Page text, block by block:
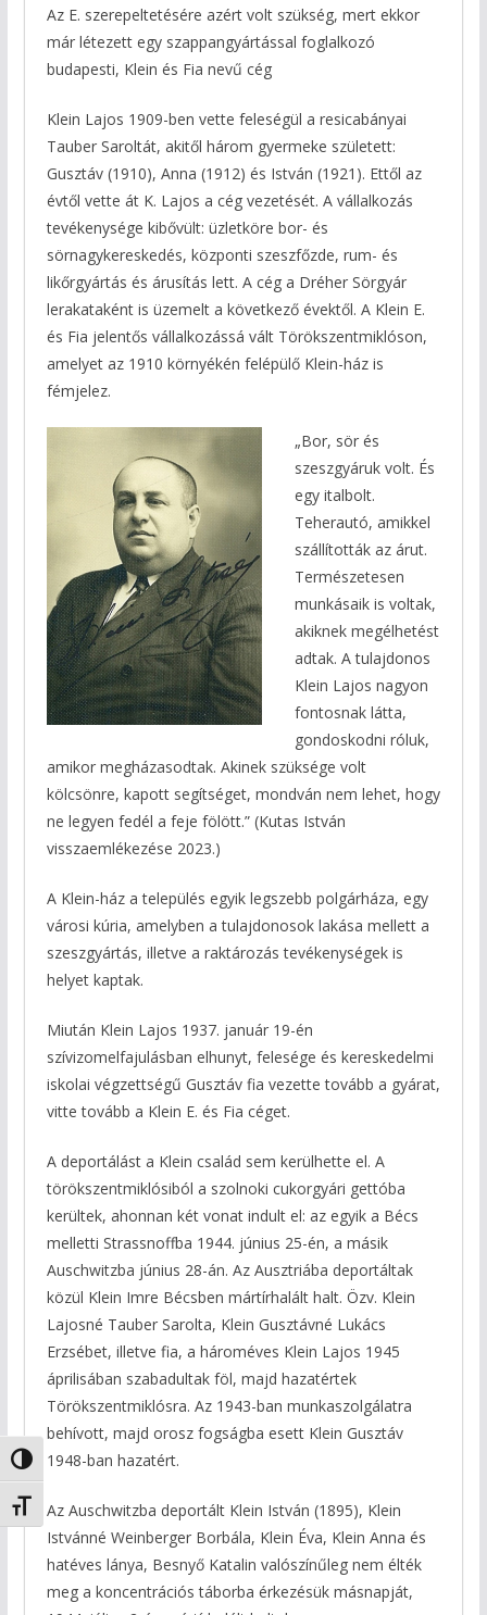
Nagy kontraszt váltása
Betűméret váltása
Az E. szerepeltetésére azért volt szükség, mert ekkor
már létezett egy szappangyártással foglalkozó
budapesti, Klein és Fia nevű cég
Klein Lajos 1909-ben vette feleségül a resicabányai
Tauber Saroltát, akitől három gyermeke született:
Gusztáv (1910), Anna (1912) és István (1921). Ettől az
évtől vette át K. Lajos a cég vezetését. A vállalkozás
tevékenysége kibővült: üzletköre bor- és
sörnagykereskedés, központi szeszfőzde, rum- és
likőrgyártás és árusítás lett. A cég a Dréher Sörgyár
lerakataként is üzemelt a következő évektől. A Klein E.
és Fia jelentős vállalkozássá vált Törökszentmiklóson,
amelyet az 1910 környékén felépülő Klein-ház is
fémjelez.
„Bor, sör és
szeszgyáruk volt. És
egy italbolt.
Teherautó, amikkel
szállították az árut.
Természetesen
munkásaik is voltak,
akiknek megélhetést
adtak. A tulajdonos
Klein Lajos nagyon
fontosnak látta,
gondoskodni róluk,
amikor megházasodtak. Akinek szüksége volt
kölcsönre, kapott segítséget, mondván nem lehet, hogy
ne legyen fedél a feje fölött.” (Kutas István
visszaemlékezése 2023.)
A Klein-ház a település egyik legszebb polgárháza, egy
városi kúria, amelyben a tulajdonosok lakása mellett a
szeszgyártás, illetve a raktározás tevékenységek is
helyet kaptak.
Miután Klein Lajos 1937. január 19-én
szívizomelfajulásban elhunyt, felesége és kereskedelmi
iskolai végzettségű Gusztáv fia vezette tovább a gyárat,
vitte tovább a Klein E. és Fia céget.
A deportálást a Klein család sem kerülhette el. A
törökszentmiklósiból a szolnoki cukorgyári gettóba
kerültek, ahonnan két vonat indult el: az egyik a Bécs
melletti Strassnoffba 1944. június 25-én, a másik
Auschwitzba június 28-án. Az Ausztriába deportáltak
közül Klein Imre Bécsben mártírhalált halt. Özv. Klein
Lajosné Tauber Sarolta, Klein Gusztávné Lukács
Erzsébet, illetve fia, a hároméves Klein Lajos 1945
áprilisában szabadultak föl, majd hazatértek
Törökszentmiklósra. Az 1943-ban munkaszolgálatra
behívott, majd orosz fogságba esett Klein Gusztáv
1948-ban hazatért.
Az Auschwitzba deportált Klein István (1895), Klein
Istvánné Weinberger Borbála, Klein Éva, Klein Anna és
hatéves lánya, Besnyő Katalin valószínűleg nem élték
meg a koncentrációs táborba érkezésük másnapját,